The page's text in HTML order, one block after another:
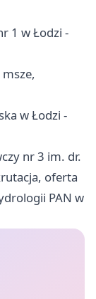
1 w Łodzi -
w Łodzi -
nr 3 im. dr.
oferta
PAN w